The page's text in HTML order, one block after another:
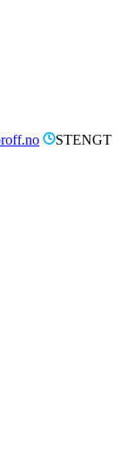
STENGT